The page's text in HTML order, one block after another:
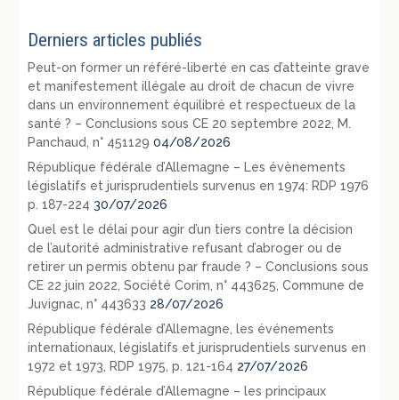
Derniers articles publiés
Peut-on former un référé-liberté en cas d’atteinte grave
et manifestement illégale au droit de chacun de vivre
dans un environnement équilibré et respectueux de la
santé ? – Conclusions sous CE 20 septembre 2022, M.
Panchaud, n° 451129 04/08/2026
République fédérale d’Allemagne – Les évènements
législatifs et jurisprudentiels survenus en 1974: RDP 1976
p. 187-224 30/07/2026
Quel est le délai pour agir d’un tiers contre la décision
de l’autorité administrative refusant d’abroger ou de
retirer un permis obtenu par fraude ? – Conclusions sous
CE 22 juin 2022, Société Corim, n° 443625, Commune de
Juvignac, n° 443633 28/07/2026
République fédérale d’Allemagne, les événements
internationaux, législatifs et jurisprudentiels survenus en
1972 et 1973, RDP 1975, p. 121-164 27/07/2026
République fédérale d’Allemagne – les principaux